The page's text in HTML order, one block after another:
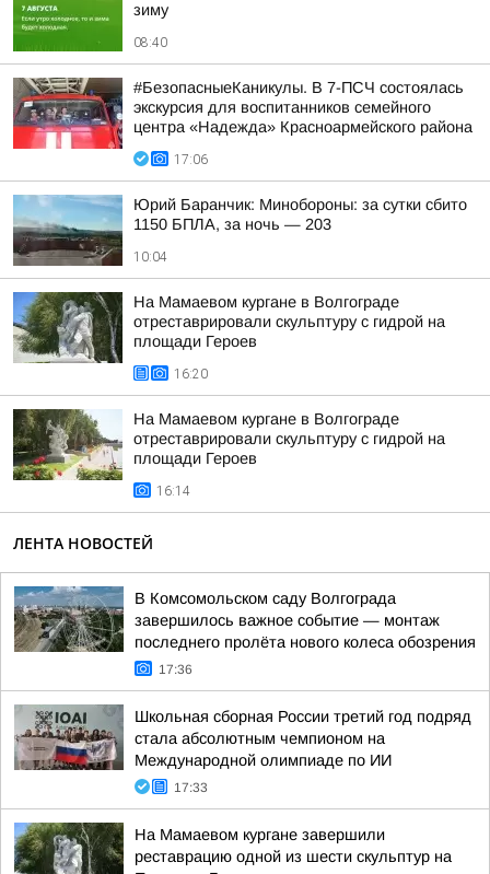
зиму
08:40
#БезопасныеКаникулы. В 7-ПСЧ состоялась
экскурсия для воспитанников семейного
центра «Надежда» Красноармейского района
17:06
Юрий Баранчик: Минобороны: за сутки сбито
1150 БПЛА, за ночь — 203
10:04
На Мамаевом кургане в Волгограде
отреставрировали скульптуру с гидрой на
площади Героев
16:20
На Мамаевом кургане в Волгограде
отреставрировали скульптуру с гидрой на
площади Героев
16:14
ЛЕНТА НОВОСТЕЙ
В Комсомольском саду Волгограда
завершилось важное событие — монтаж
последнего пролёта нового колеса обозрения
17:36
Школьная сборная России третий год подряд
стала абсолютным чемпионом на
Международной олимпиаде по ИИ
17:33
На Мамаевом кургане завершили
реставрацию одной из шести скульптур на